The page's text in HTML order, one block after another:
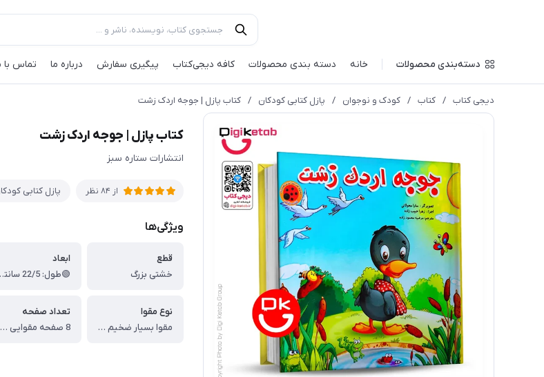
دسته‌بندی محصولات خانه دسته بندی محصولات کافه‌ دیجی‌کتاب پیگیری سفارش درباره ما تماس با
دیجی کتاب / کتاب / کودک و نوجوان / پازل کتابی کودکان / کتاب پازل | جوجه اردک زشت
کتاب پازل | جوجه اردک زشت
انتشارات ستاره سبز
از 84 نظر پازل کتابی
ویژگی‌ها
قطع
خشتی بزرگ
ابعاد
🟢طول: 22/5 سانتی متر
نوع مقوا
مقوا بسیار ضخیم با روکش سلفونی ، کاملا بهداشتی
تعداد صفحه
8 صفحه مقوایی ضخیم ، 🟡 شامل: 4 صفحه پازل ، و 4 صفحه داستان